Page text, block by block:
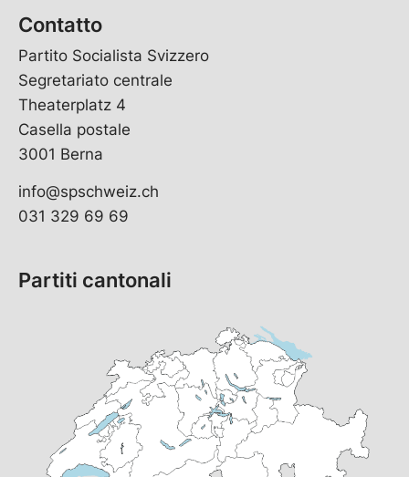
Contatto
Partito Socialista Svizzero
Segretariato centrale
Theaterplatz 4
Casella postale
3001 Berna
info@spschweiz.ch
031 329 69 69
Partiti cantonali